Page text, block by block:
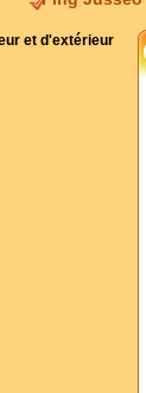
et d'extérieur